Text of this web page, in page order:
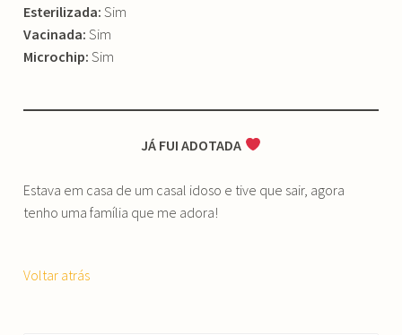
Esterilizada: Sim
Vacinada:Sim
Microchip:Sim
JÁ FUI ADOTADA
Estava em casa de um casal idoso e tive que sair, agora
tenho uma família que me adora!
Voltar atrás